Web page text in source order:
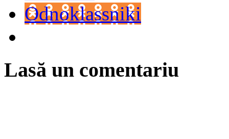
Odnoklassniki
Lasă un comentariu